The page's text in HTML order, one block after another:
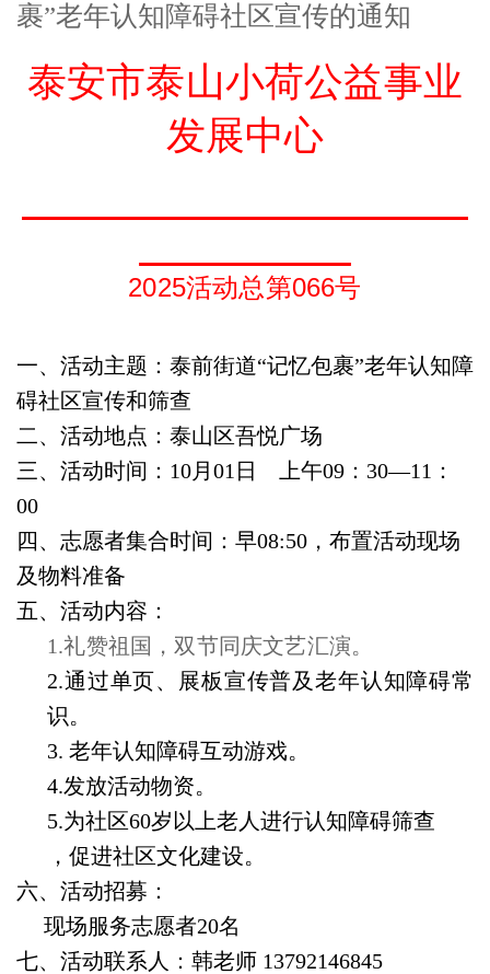
裹”老年认知障碍社区宣传的通知
泰安市泰山小荷公益事业
发展中心
2025活动总第066号
一、活动主题： 泰前街道“记忆包裹”老年认知障
碍社区宣传和筛查
二、活动地点：泰山区吾悦广场
三、活动时间：10月01日 上午09：30—11：
00
四、志愿者集合时间：早08:50，布置活动现场
及物料准备
五、活动内容：
1.礼赞祖国，双节同庆文艺汇演。
2.通过单页、展板宣传普及老年认知障碍常
识。
3. 老年认知障碍互动游戏。
4.发放活动物资。
5.为社区60岁以上老人进行认知障碍筛查
，促进社区文化建设。
六、活动招募：
现场服务志愿者20名
七、活动联系人：韩老师 13792146845